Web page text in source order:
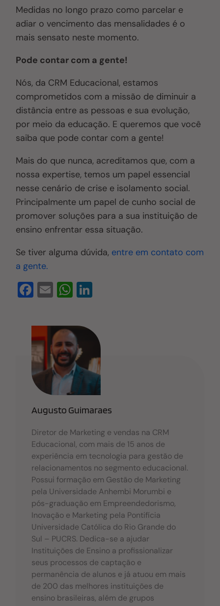
Medidas no longo prazo como parcelar e
adiar o vencimento das mensalidades é o
mais sensato neste momento.
Pode contar com a gente!
Nós, da CRM Educacional, estamos
comprometidos com a missão de diminuir a
distância entre as pessoas e sua evolução,
por meio da educação. E queremos que você
saiba que pode contar com a gente!
Mais do que nunca, acreditamos que, com a
nossa expertise, temos um papel essencial
nesse cenário de crise e isolamento social.
Principalmente um papel de cunho social de
promover soluções para a sua instituição de
ensino enfrentar essa situação.
Se tiver alguma dúvida, entre em contato com
a gente.
F
c
e
b
o
o
E
ail
W
at
s
A
p
p
e
dI
n
Augusto Guimaraes
Diretor de Marketing e vendas na CRM
Educacional, com mais de 15 anos de
experiência em tecnologia para gestão de
relacionamentos no segmento educacional.
Possui formação em Gestão de Marketing
pela Universidade Anhembi Morumbi e
pós-graduação em Empreendedorismo,
Inovação e Marketing pela Pontifícia
Universidade Católica do Rio Grande do
Sul – PUCRS. Dedica-se a ajudar
Instituições de Ensino a profissionalizar
seus processos de captação e
permanência de alunos e já atuou em mais
de 200 das melhores instituições de
ensino brasileiras, além de grupos